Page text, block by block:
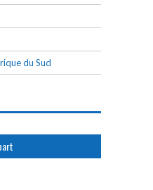
du Sud